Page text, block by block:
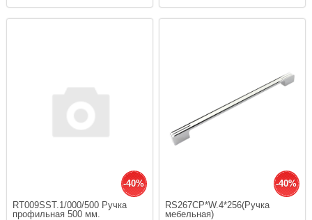
-40%
RT009SST.1/000/500 Ручка
профильная 500 мм.
-40%
RS267CP*W.4*256(Ручка
мебельная)